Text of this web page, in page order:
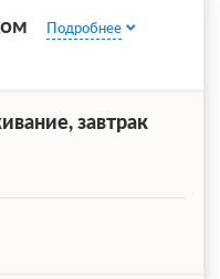
Подробнее
завтрак